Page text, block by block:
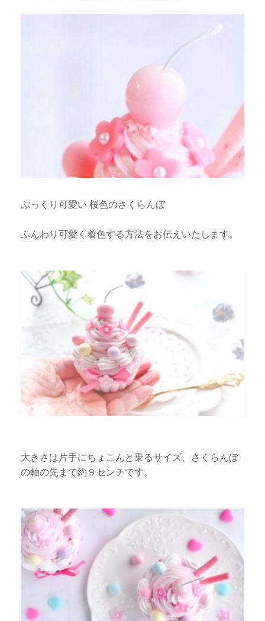
ぷっくり可愛い 桜色のさくらんぼ
ふんわり可愛く着色する方法をお伝えいたします。
大きさは片手にちょこんと乗るサイズ、さくらんぼ
の軸の先まで約９センチです。